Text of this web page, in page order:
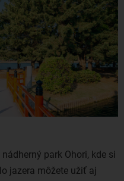
park Ohori, kde si
jazera môžete užiť aj